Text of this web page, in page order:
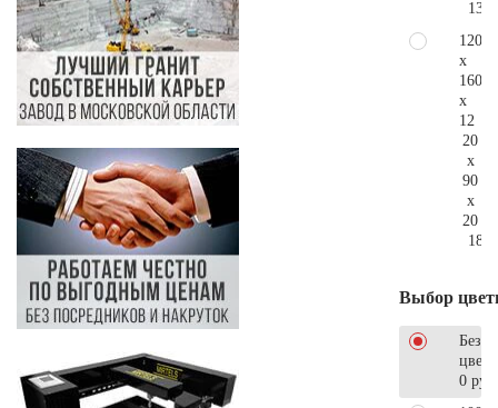
120
x
160
x
12
20
x
90
x
20
Выбор
Без
0 руб.